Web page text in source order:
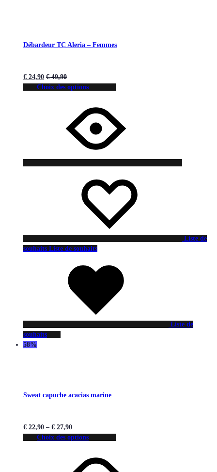
Débardeur TC Aleria – Femmes
€ 24,90 €49,90
Choix des options
Liste de
souhaits Liste de souhaits
Liste de
souhaits
58%
Sweat capuche acacias marine
€ 22,90 – € 27,90
Choix des options